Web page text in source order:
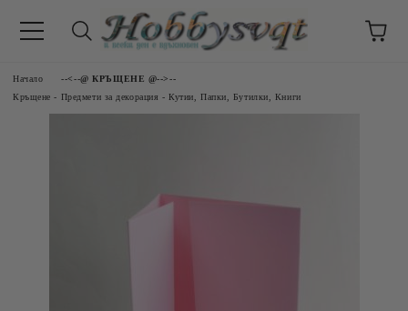
Начало
--<--@ КРЪЩЕНЕ @-->--
Кръщене - Предмети за декорация - Кутии, Папки, Бутилки, Книги